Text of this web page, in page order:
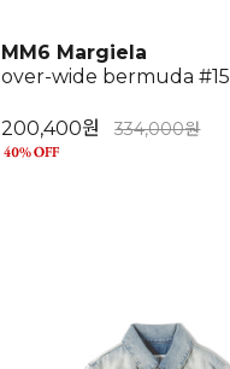
MM6 Margiela
over-wide bermuda #15
200,400원 334,000원